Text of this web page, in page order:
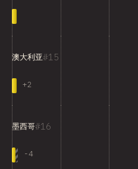
15
澳大利亚
+2
16
墨西哥
-4